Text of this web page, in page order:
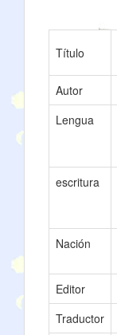
Título
Autor
Lengua
escritura
Nación
Editor
Traductor